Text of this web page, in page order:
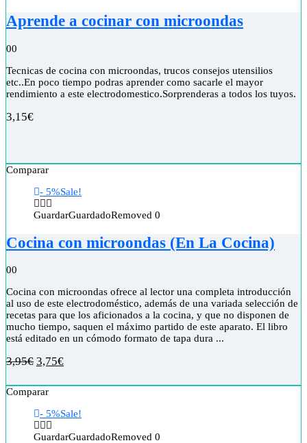
Aprende a cocinar con microondas
00
Tecnicas de cocina con microondas, trucos consejos utensilios
etc..En poco tiempo podras aprender como sacarle el mayor
rendimiento a este electrodomestico.Sorprenderas a todos los tuyos.
3,15€
Comparar
- 5%Sale!
GuardarGuardadoRemoved 0
Cocina con microondas (En La Cocina)
00
Cocina con microondas ofrece al lector una completa introducción
al uso de este electrodoméstico, además de una variada selección de
recetas para que los aficionados a la cocina, y que no disponen de
mucho tiempo, saquen el máximo partido de este aparato. El libro
está editado en un cómodo formato de tapa dura ...
3,95€ 3,75€
Comparar
- 5%Sale!
GuardarGuardadoRemoved 0